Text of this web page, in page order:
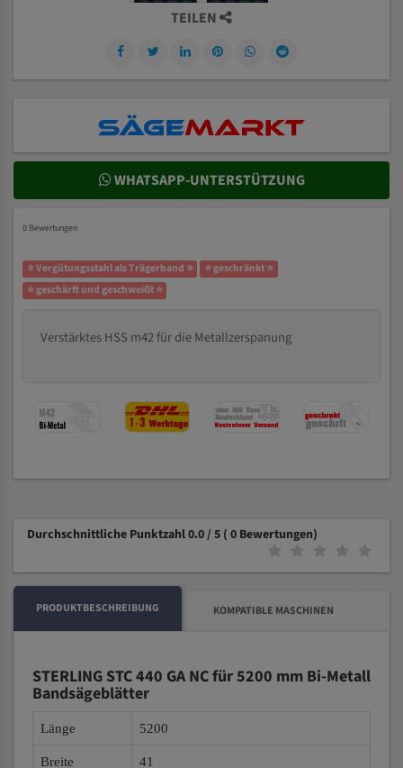
TEILEN
WHATSAPP-UNTERSTÜTZUNG
0 Bewertungen
⭐ Vergütungsstahl als Trägerband ⭐
⭐ geschränkt ⭐
⭐ geschärft und geschweißt ⭐
Verstärktes HSS m42 für die Metallzerspanung
Durchschnittliche Punktzahl 0.0 / 5 ( 0 Bewertungen)
PRODUKTBESCHREIBUNG KOMPATIBLE MASCHINEN
STERLING STC 440 GA NC für 5200 mm Bi-Metall
Bandsägeblätter
Länge 5200
Breite 41